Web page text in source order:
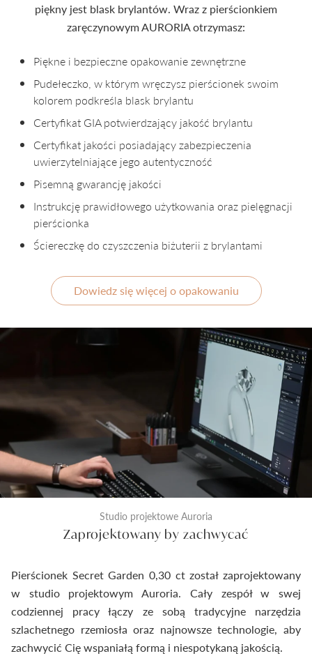
piękny jest blask brylantów. Wraz z pierścionkiem
zaręczynowym AURORIA otrzymasz:
Piękne i bezpieczne opakowanie zewnętrzne
Pudełeczko, w którym wręczysz pierścionek swoim
kolorem podkreśla blask brylantu
Certyfikat GIA potwierdzający jakość brylantu
Certyfikat jakości posiadający zabezpieczenia
uwierzytelniające jego autentyczność
Pisemną gwarancję jakości
Instrukcję prawidłowego użytkowania oraz pielęgnacji
pierścionka
Ściereczkę do czyszczenia biżuterii z brylantami
Dowiedz się więcej o opakowaniu
Studio projektowe Auroria
Zaprojektowany by zachwycać
Pierścionek Secret Garden 0,30 ct został zaprojektowany
w studio projektowym Auroria. Cały zespół w swej
codziennej pracy łączy ze sobą tradycyjne narzędzia
szlachetnego rzemiosła oraz najnowsze technologie, aby
zachwycić Cię wspaniałą formą i niespotykaną jakością.